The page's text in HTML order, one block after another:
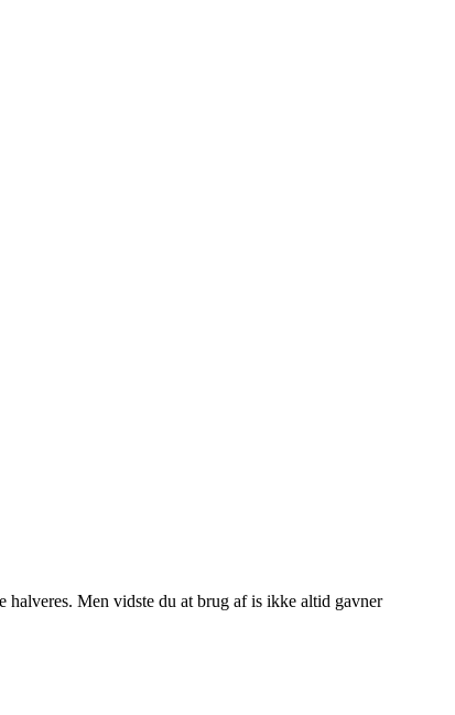
halveres. Men vidste du at brug af is ikke altid gavner